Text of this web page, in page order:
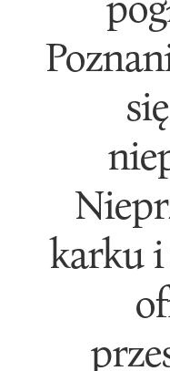
karku i